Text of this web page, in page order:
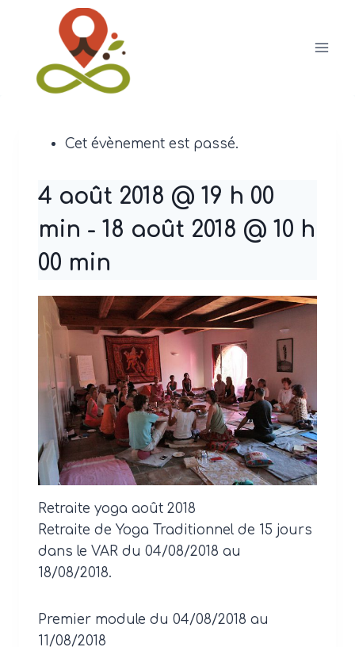
Cet évènement est passé.
4 août 2018 @ 19 h 00
min - 18 août 2018 @ 10 h
00 min
Retraite yoga août 2018
Retraite de Yoga Traditionnel de 15 jours
dans le VAR du 04/08/2018 au
18/08/2018.
Premier module du 04/08/2018 au
11/08/2018